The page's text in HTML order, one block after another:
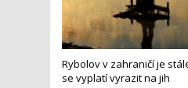
Rybolov v zahraničí je
se vyplatí vyrazit na jih